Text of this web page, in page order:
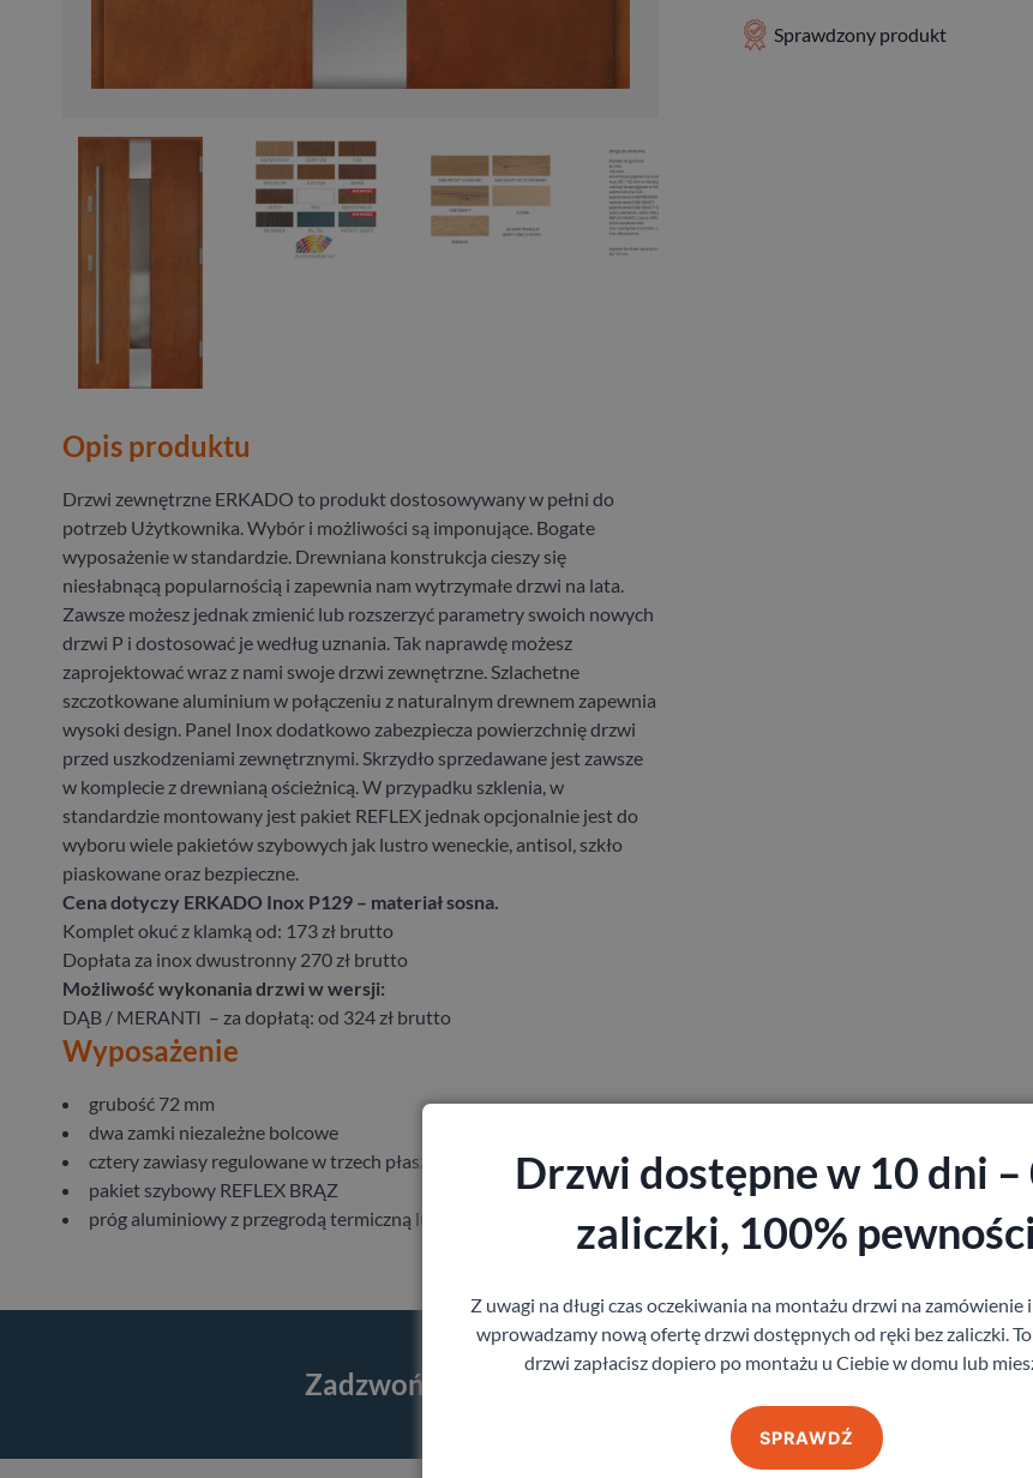
Opis produktu
Drzwi zewnętrzne ERKADO to produkt dostosowywany w pełni do
potrzeb Użytkownika. Wybór i możliwości są imponujące. Bogate
wyposażenie w standardzie. Drewniana konstrukcja cieszy się
niesłabnącą popularnością i zapewnia nam wytrzymałe drzwi na lata.
Zawsze możesz jednak zmienić lub rozszerzyć parametry swoich nowych
drzwi P i dostosować je według uznania. Tak naprawdę możesz
zaprojektować wraz z nami swoje drzwi zewnętrzne. Szlachetne
szczotkowane aluminium w połączeniu z naturalnym drewnem zapewnia
wysoki design. Panel Inox dodatkowo zabezpiecza powierzchnię drzwi
przed uszkodzeniami zewnętrznymi. Skrzydło sprzedawane jest zawsze
w komplecie z drewnianą ościeżnicą. W przypadku szklenia, w
standardzie montowany jest pakiet REFLEX jednak opcjonalnie jest do
wyboru wiele pakietów szybowych jak lustro weneckie, antisol, szkło
piaskowane oraz bezpieczne.
Cena dotyczy ERKADO Inox P129 – materiał sosna.
Komplet okuć z klamką od: 173 zł brutto
Dopłata za inox dwustronny 270 zł brutto
Możliwość wykonania drzwi w wersji:
DĄB / MERANTI – za dopłatą: od 324 zł brutto
Wyposażenie
grubość 72 mm
dwa zamki niezależne bolcowe
cztery zawiasy regulowane w trzech płaszczyznach
pakiet szybowy REFLEX BRĄZ
próg aluminiowy z przegrodą termiczną lub drewniany
Sprawdzony produkt
Zadzwoń i skorzystaj z pomocy Doradcy przy wyborze
Drzwi dostępne w 10 dni –
zaliczki, 100% pewności
Z uwagi na długi czas oczekiwania na montażu drzwi na zamówienie
wprowadzamy nową ofertę drzwi dostępnych od ręki bez zaliczki. To
drzwi zapłacisz dopiero po montażu u Ciebie w domu lub
SPRAWDŹ